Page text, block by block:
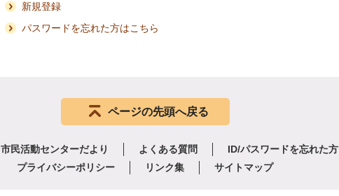
新規登録
パスワードを忘れた方はこちら
ページの先頭へ戻る
市民活動センターだより よくある質問 ID/パスワードを忘れた方
プライバシーポリシー
リンク集 サイトマップ